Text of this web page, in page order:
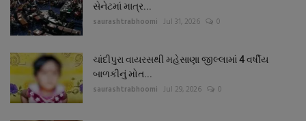
સેનેટમાં માત્ર...
saurashtrabhoomi Jul 31, 2026 0
ચાંદીપુરા વાયરસથી મહેસાણા જીલ્લામાં 4 વર્ષીય
બાળકીનું મોત...
saurashtrabhoomi Jul 29, 2026 0